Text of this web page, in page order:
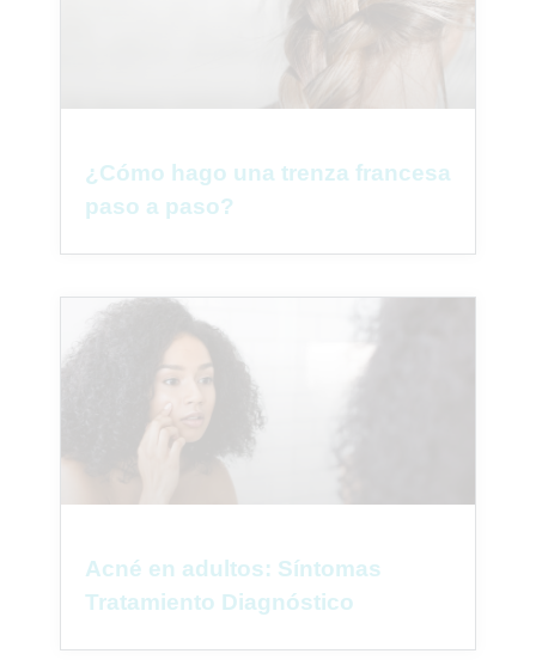
¿Cómo hago una trenza francesa
paso a paso?
Acné en adultos: Síntomas
Tratamiento Diagnóstico